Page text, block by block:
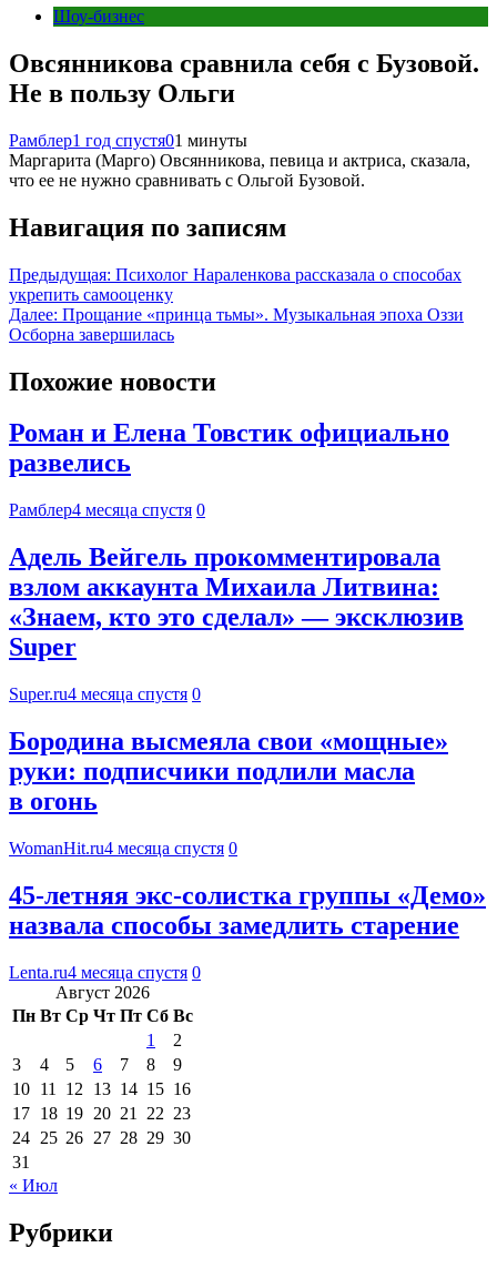
Шоу-бизнес
Овсянникова сравнила себя с Бузовой.
Не в пользу Ольги
Рамблер1 год спустя01 минуты
Маргарита (Марго) Овсянникова, певица и актриса, сказала,
что ее не нужно сравнивать с Ольгой Бузовой.
Навигация по записям
Предыдущая: Психолог Нараленкова рассказала о способах
укрепить самооценку
Далее: Прощание «принца тьмы». Музыкальная эпоха Оззи
Осборна завершилась
Похожие новости
Роман и Елена Товстик официально
развелись
Рамблер4 месяца спустя 0
Адель Вейгель прокомментировала
взлом аккаунта Михаила Литвина:
«Знаем, кто это сделал» — эксклюзив
Super
Super.ru4 месяца спустя 0
Бородина высмеяла свои «мощные»
руки: подписчики подлили масла
в огонь
WomanHit.ru4 месяца спустя 0
45-летняя экс-солистка группы «Демо»
назвала способы замедлить старение
Lenta.ru4 месяца спустя 0
Август 2026
Пн Вт Ср Чт Пт Сб Вс
1
2
3
4 5 6 7 8
9
10 11 12 13 14 15 16
17 18 19 20 21 22 23
24 25 26 27 28 29 30
31
« Июл
Рубрики